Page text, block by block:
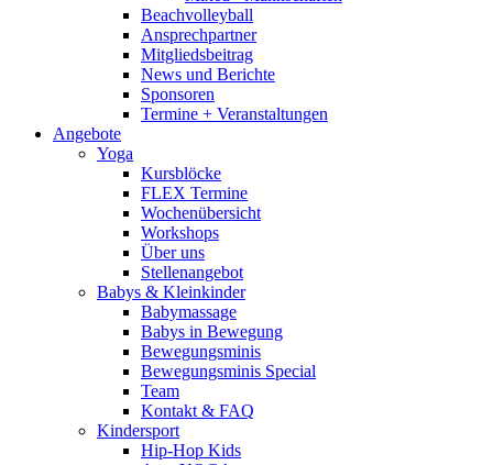
Beachvolleyball
Ansprechpartner
Mitgliedsbeitrag
News und Berichte
Sponsoren
Termine + Veranstaltungen
Angebote
Yoga
Kursblöcke
FLEX Termine
Wochenübersicht
Workshops
Über uns
Stellenangebot
Babys & Kleinkinder
Babymassage
Babys in Bewegung
Bewegungsminis
Bewegungsminis Special
Team
Kontakt & FAQ
Kindersport
Hip-Hop Kids